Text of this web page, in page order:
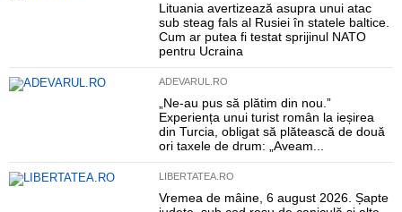
Lituania avertizează asupra unui atac
sub steag fals al Rusiei în statele baltice.
Cum ar putea fi testat sprijinul NATO
pentru Ucraina
ADEVARUL.RO
„Ne-au pus să plătim din nou.”
Experiența unui turist român la ieșirea
din Turcia, obligat să plătească de două
ori taxele de drum: „Aveam...
LIBERTATEA.RO
Vremea de mâine, 6 august 2026. Șapte